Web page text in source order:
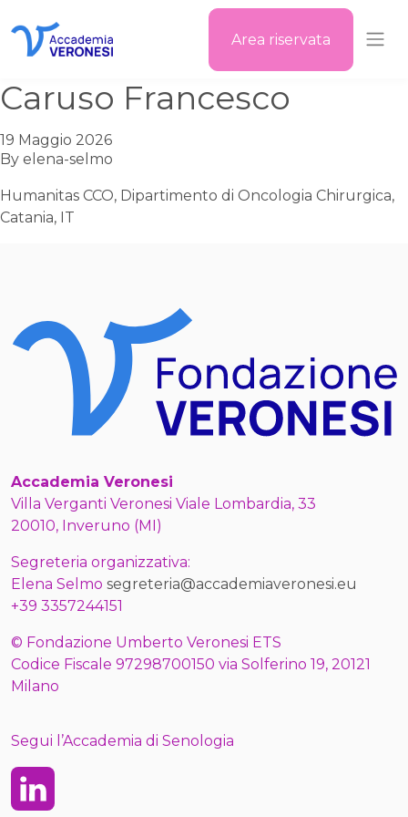
Area riservata
Caruso Francesco
19 Maggio 2026
By elena-selmo
Humanitas CCO, Dipartimento di Oncologia Chirurgica,
Catania, IT
Accademia Veronesi
Villa Verganti Veronesi Viale Lombardia, 33
20010, Inveruno (MI)
Segreteria organizzativa:
Elena Selmo segreteria@accademiaveronesi.eu
+39 3357244151
© Fondazione Umberto Veronesi ETS
Codice Fiscale 97298700150 via Solferino 19, 20121
Milano
Segui l’Accademia di Senologia
Linkedin